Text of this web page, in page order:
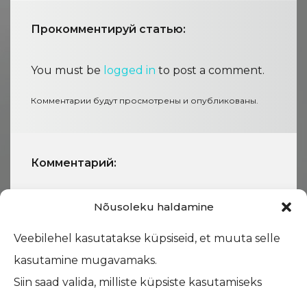
Nõusoleku haldamine
Veebilehel kasutatakse küpsiseid, et muuta selle
kasutamine mugavamaks.
Siin saad valida, milliste küpsiste kasutamiseks
Прокомментируй статью:
You must be logged in to post a comment.
Комментарии будут просмотрены и опубликованы.
Комментарий: